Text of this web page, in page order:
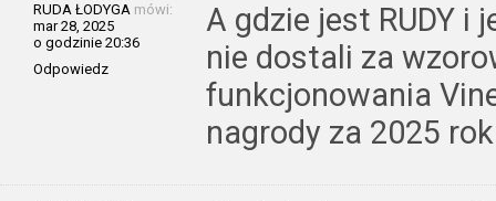
RUDA ŁODYGA mówi:
mar 28, 2025
o godzinie 20:36
Odpowiedz
A gdzie jest RUDY i
nie dostali za
funkcjonowania
nagrody za 2025